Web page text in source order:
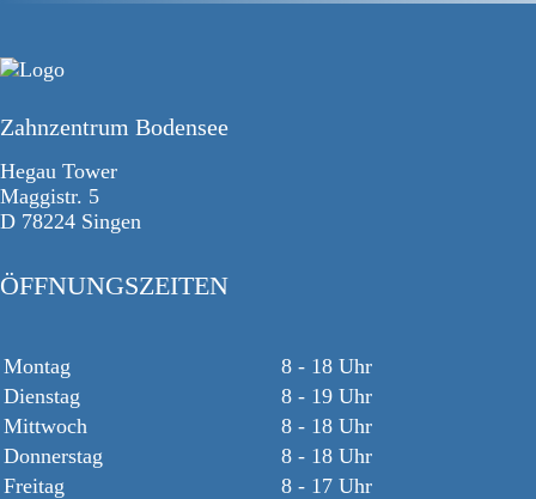
Zahnzentrum Bodensee
Hegau Tower
Maggistr. 5
D 78224 Singen
ÖFFNUNGSZEITEN
Montag
8 - 18 Uhr
Dienstag
8 - 19 Uhr
Mittwoch
8 - 18 Uhr
Donnerstag
8 - 18 Uhr
Freitag
8 - 17 Uhr